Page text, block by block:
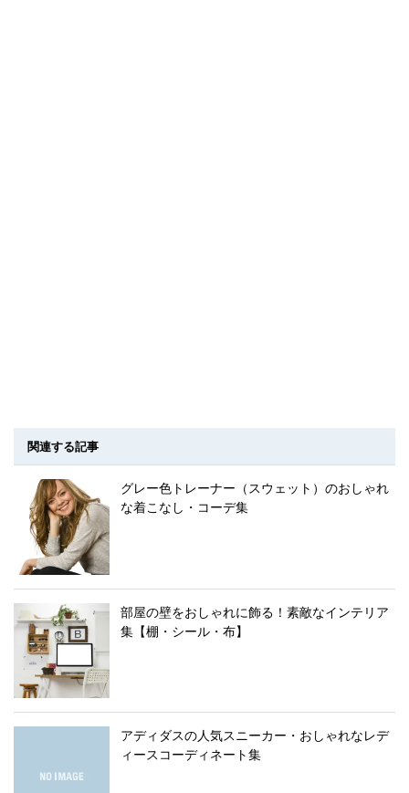
関連する記事
グレー色トレーナー（スウェット）のおしゃれ
な着こなし・コーデ集
部屋の壁をおしゃれに飾る！素敵なインテリア
集【棚・シール・布】
アディダスの人気スニーカー・おしゃれなレデ
ィースコーディネート集